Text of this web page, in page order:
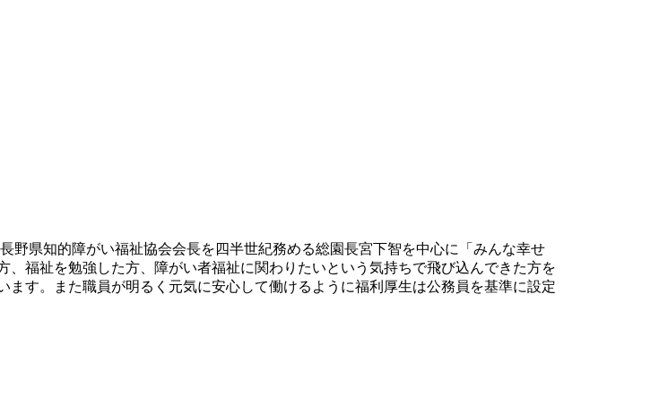
県知的障がい福祉協会会長を四半世紀務める総園長宮下智を中心に「みんな幸せ
福祉を勉強した方、障がい者福祉に関わりたいという気持ちで飛び込んできた方を
す。また職員が明るく元気に安心して働けるように福利厚生は公務員を基準に設定